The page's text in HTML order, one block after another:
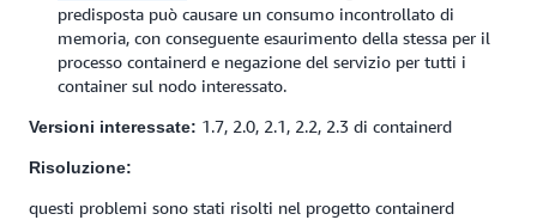
predisposta può causare un consumo incontrollato di
memoria, con conseguente esaurimento della stessa per il
processo containerd e negazione del servizio per tutti i
container sul nodo interessato.
Versioni interessate: 1.7, 2.0, 2.1, 2.2, 2.3 di containerd
Risoluzione:
questi problemi sono stati risolti nel progetto containerd